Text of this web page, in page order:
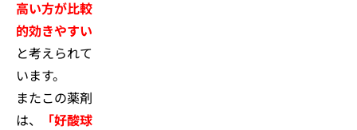
高い方が比較
的効きやすい
と考えられて
います。
またこの薬剤
は、
「好酸球